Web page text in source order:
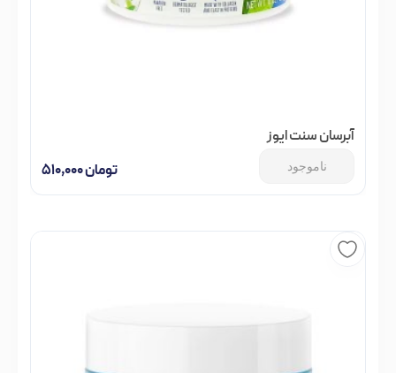
آبرسان سنت ایوز
تومان
ناموجود